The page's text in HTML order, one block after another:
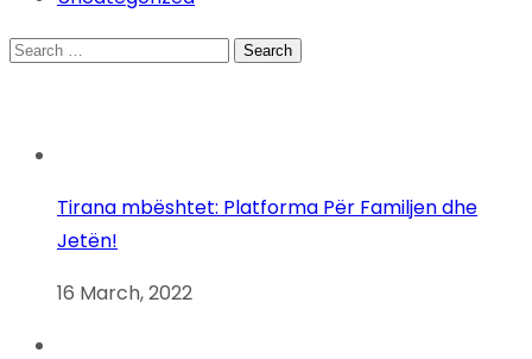
Search
Tirana mbështet: Platforma Për Familjen dhe
Jetën!
16 March, 2022